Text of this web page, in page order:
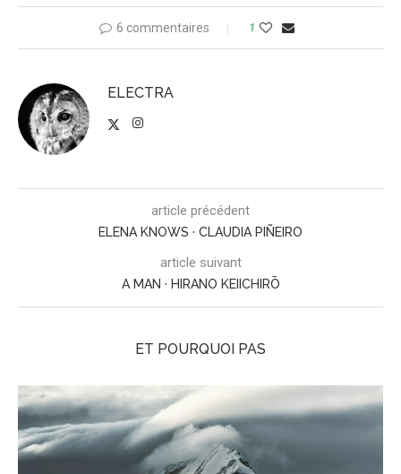
6 commentaires 1
ELECTRA
article précédent
ELENA KNOWS · CLAUDIA PIÑEIRO
article suivant
A MAN · HIRANO KEIICHIRŌ
ET POURQUOI PAS